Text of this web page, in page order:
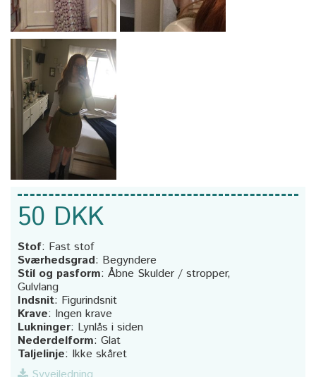
50 DKK
Stof: Fast stof
Sværhedsgrad: Begyndere
Stil og pasform: Åbne Skulder / stropper,
Gulvlang
Indsnit: Figurindsnit
Krave: Ingen krave
Lukninger: Lynlås i siden
Nederdelform: Glat
Taljelinje: Ikke skåret